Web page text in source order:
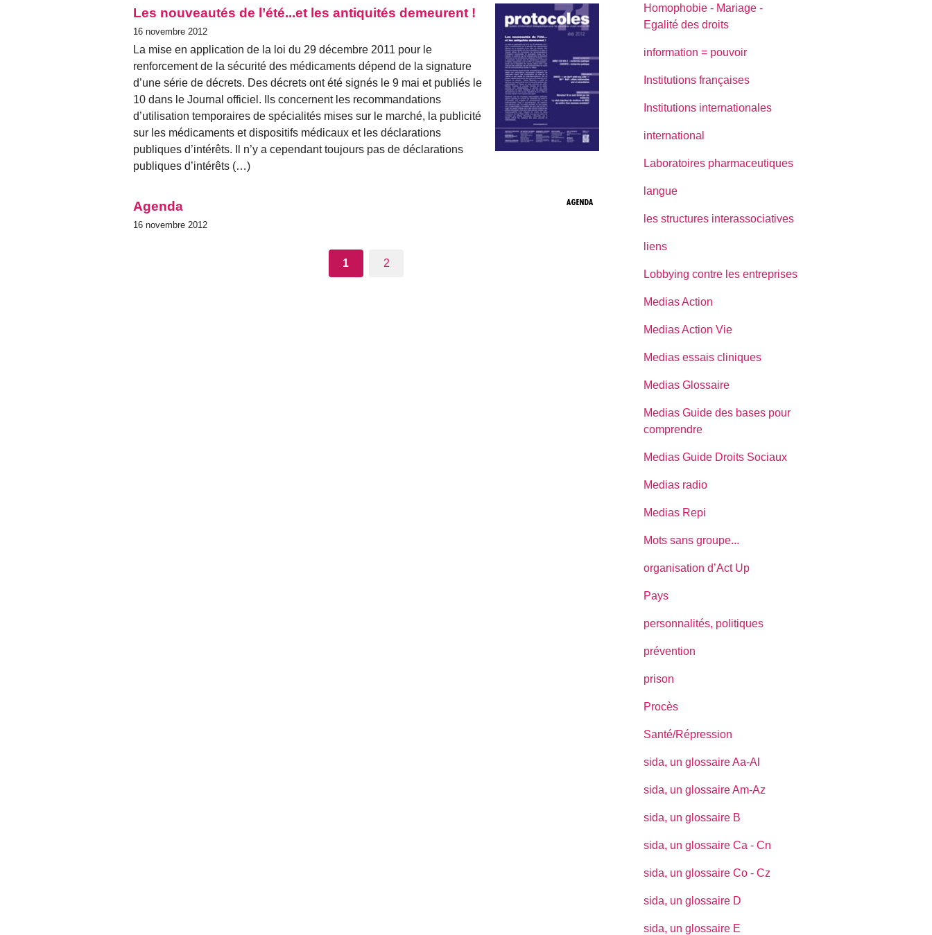
Les nouveautés de l’été...et les antiquités demeurent !
16 novembre 2012
La mise en application de la loi du 29 décembre 2011 pour le
renforcement de la sécurité des médicaments dépend de la signature
d’une série de décrets. Des décrets ont été signés le 9 mai et publiés le
10 dans le Journal officiel. Ils concernent les recommandations
d’utilisation temporaires de spécialités mises sur le marché, la publicité
sur les médicaments et dispositifs médicaux et les déclarations
publiques d’intérêts. Il n’y a cependant toujours pas de déclarations
publiques d’intérêts (…)
Agenda
16 novembre 2012
1 2
Homophobie - Mariage -
Egalité des droits
information = pouvoir
Institutions françaises
Institutions internationales
international
Laboratoires pharmaceutiques
langue
les structures interassociatives
liens
Lobbying contre les entreprises
Medias Action
Medias Action Vie
Medias essais cliniques
Medias Glossaire
Medias Guide des bases pour
comprendre
Medias Guide Droits Sociaux
Medias radio
Medias Repi
Mots sans groupe...
organisation d’Act Up
Pays
personnalités, politiques
prévention
prison
Procès
Santé/Répression
sida, un glossaire Aa-Al
sida, un glossaire Am-Az
sida, un glossaire B
sida, un glossaire Ca - Cn
sida, un glossaire Co - Cz
sida, un glossaire D
sida, un glossaire E